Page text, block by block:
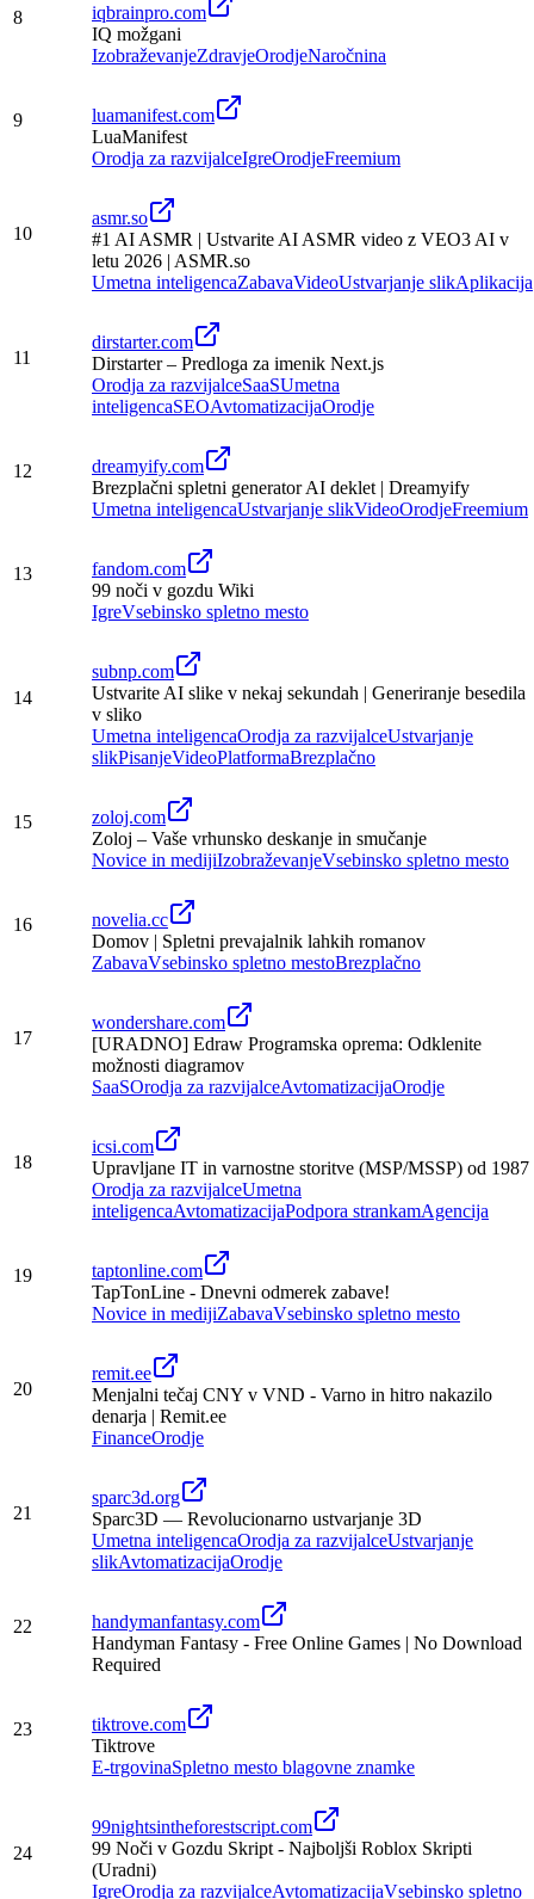
8
iqbrainpro.com
IQ možgani
IzobraževanjeZdravjeOrodjeNaročnina
9
luamanifest.com
LuaManifest
Orodja za razvijalceIgreOrodjeFreemium
10
asmr.so
#1 AI ASMR | Ustvarite AI ASMR video z VEO3 AI v
letu 2026 | ASMR.so
Umetna inteligencaZabavaVideoUstvarjanje slikAplikacija
11
dirstarter.com
Dirstarter – Predloga za imenik Next.js
Orodja za razvijalceSaaSUmetna
inteligencaSEOAvtomatizacijaOrodje
12
dreamyify.com
Brezplačni spletni generator AI deklet | Dreamyify
Umetna inteligencaUstvarjanje slikVideoOrodjeFreemium
13
fandom.com
99 noči v gozdu Wiki
IgreVsebinsko spletno mesto
14
subnp.com
Ustvarite AI slike v nekaj sekundah | Generiranje besedila
v sliko
Umetna inteligencaOrodja za razvijalceUstvarjanje
slikPisanjeVideoPlatformaBrezplačno
15
zoloj.com
Zoloj – Vaše vrhunsko deskanje in smučanje
Novice in medijiIzobraževanjeVsebinsko spletno mesto
16
novelia.cc
Domov | Spletni prevajalnik lahkih romanov
ZabavaVsebinsko spletno mestoBrezplačno
17
wondershare.com
[URADNO] Edraw Programska oprema: Odklenite
možnosti diagramov
SaaSOrodja za razvijalceAvtomatizacijaOrodje
18
icsi.com
Upravljane IT in varnostne storitve (MSP/MSSP) od 1987
Orodja za razvijalceUmetna
inteligencaAvtomatizacijaPodpora strankamAgencija
19
taptonline.com
TapTonLine - Dnevni odmerek zabave!
Novice in medijiZabavaVsebinsko spletno mesto
20
remit.ee
Menjalni tečaj CNY v VND - Varno in hitro nakazilo
denarja | Remit.ee
FinanceOrodje
21
sparc3d.org
Sparc3D — Revolucionarno ustvarjanje 3D
Umetna inteligencaOrodja za razvijalceUstvarjanje
slikAvtomatizacijaOrodje
22
handymanfantasy.com
Handyman Fantasy - Free Online Games | No Download
Required
23
tiktrove.com
Tiktrove
E-trgovinaSpletno mesto blagovne znamke
24
99nightsintheforestscript.com
99 Noči v Gozdu Skript - Najboljši Roblox Skripti
(Uradni)
IgreOrodja za razvijalceAvtomatizacijaVsebinsko spletno